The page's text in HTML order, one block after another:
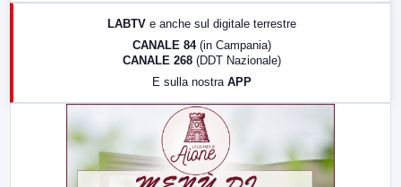
17:00 LabNews (replica)
LABTV e anche sul digitale terrestre
CANALE 84 (in Campania)
CANALE 268 (DDT Nazionale)
E sulla nostra APP